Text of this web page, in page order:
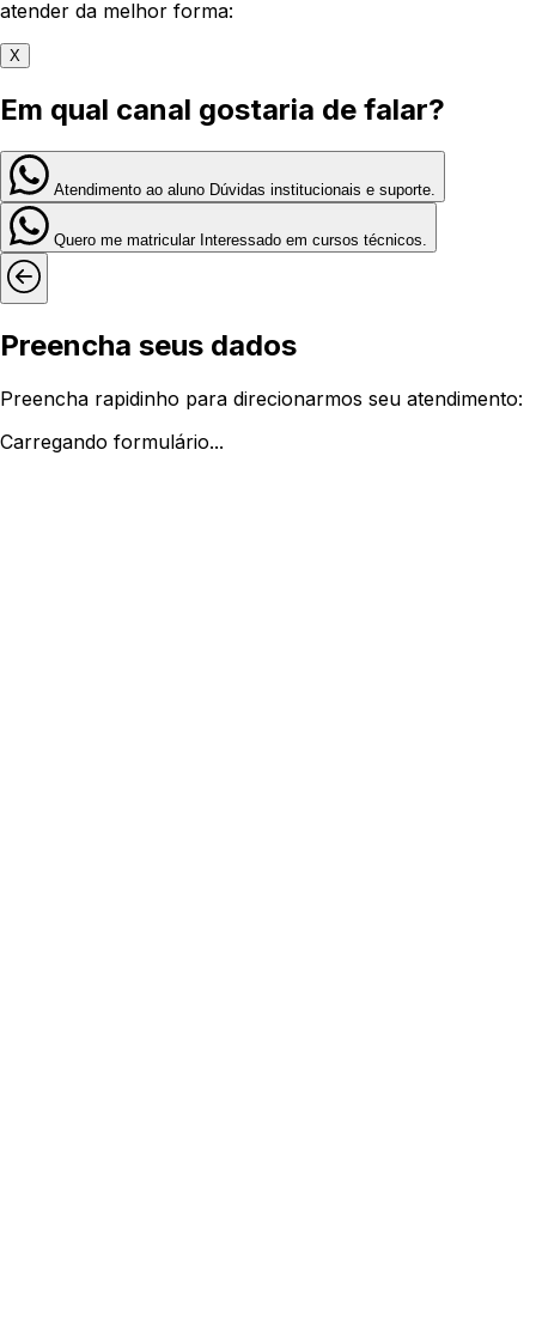
atender da melhor forma:
X
Em qual canal gostaria de falar?
Atendimento ao aluno Dúvidas institucionais e suporte.
Quero me matricular Interessado em cursos técnicos.
Preencha seus dados
Preencha rapidinho para direcionarmos seu atendimento:
Carregando formulário...